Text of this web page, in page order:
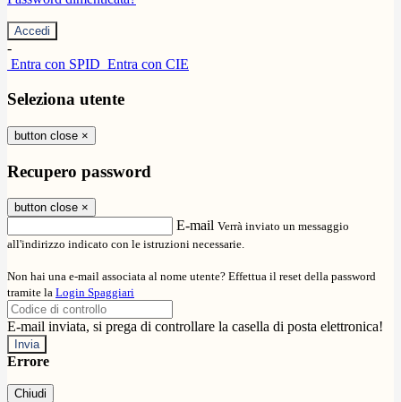
-
Entra con SPID Entra con CIE
Seleziona utente
button close ×
Recupero password
button close ×
E-mail Verrà inviato un messaggio
all'indirizzo indicato con le istruzioni necessarie.
Non hai una e-mail associata al nome utente? Effettua il reset della password
tramite la Login Spaggiari
E-mail inviata, si prega di controllare la casella di posta elettronica!
Errore
Chiudi